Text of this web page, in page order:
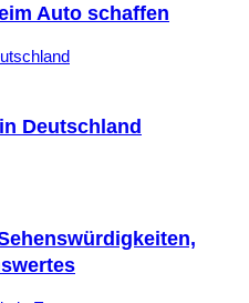
Auto schaffen
Deutschland